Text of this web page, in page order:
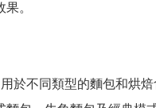
。
於不同類型的麵包和烘